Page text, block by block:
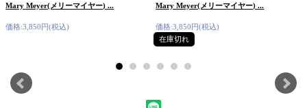
Mary Meyer(メリーマイヤー) ...
価格:3,850円(税込)
Mary Meyer(メリーマイヤー) ...
価格:3,850円(税込)
在庫切れ